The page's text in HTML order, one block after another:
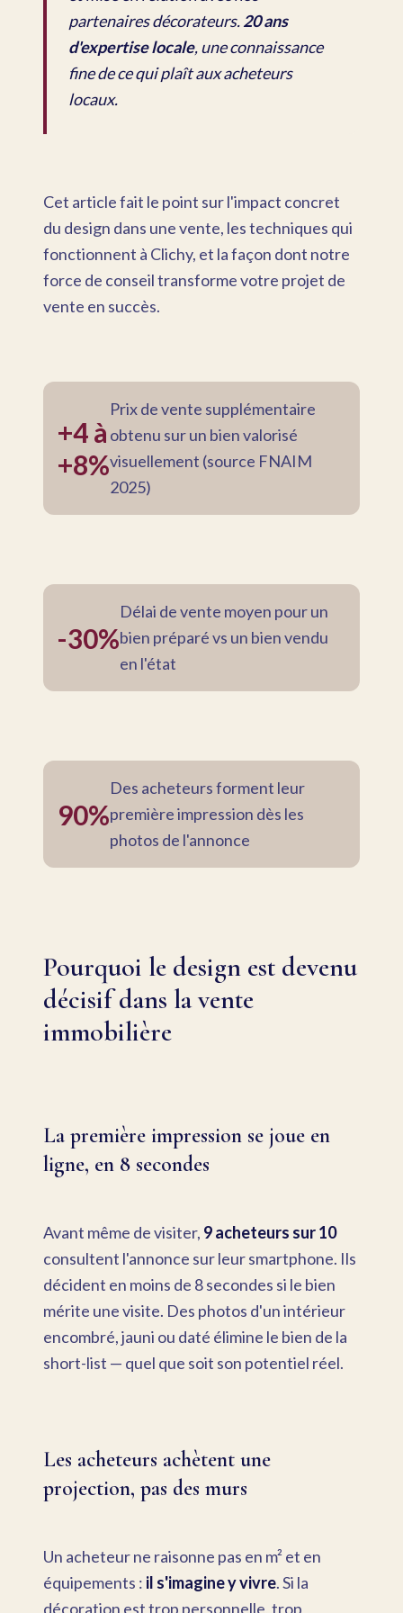
partenaires décorateurs.20 ans
d'expertise locale, une connaissance
fine de ce qui plaît aux acheteurs
locaux.
Cet article fait le point sur l'impact concret
du design dans une vente, les techniques qui
fonctionnent à Clichy, et la façon dont notre
force de conseil transforme votre projet de
vente en succès.
+4 à
+8%
Prix de vente supplémentaire
obtenu sur un bien valorisé
visuellement (source FNAIM
2025)
-30%
Délai de vente moyen pour un
bien préparé vs un bien vendu
en l'état
90%
Des acheteurs forment leur
première impression dès les
photos de l'annonce
Pourquoi le design est devenu
décisif dans la vente
immobilière
La première impression se joue en
ligne, en 8 secondes
Avant même de visiter, 9 acheteurs sur 10
consultent l'annonce sur leur smartphone. Ils
décident en moins de 8 secondes si le bien
mérite une visite. Des photos d'un intérieur
encombré, jauni ou daté élimine le bien de la
short-list — quel que soit son potentiel réel.
Les acheteurs achètent une
projection, pas des murs
Un acheteur ne raisonne pas en m² et en
équipements : il s'imagine y vivre. Si la
décoration est trop personnelle, trop